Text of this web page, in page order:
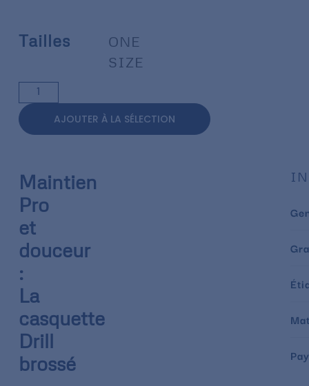
Tailles
ONE
SIZE
AJOUTER À LA SÉLECTION
Maintien
Pro
et
douceur
:
La
casquette
Drill
brossé